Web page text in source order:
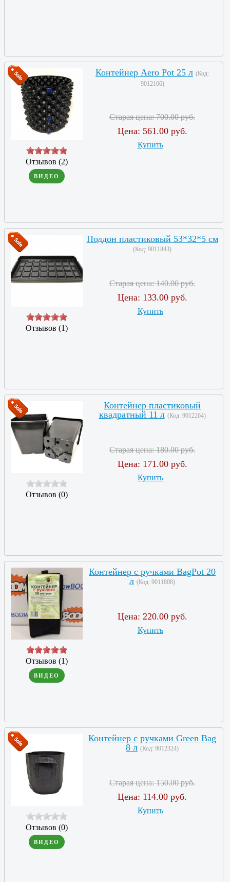
Отзывов (2)
ВИДЕО
Контейнер Aero Pot 25 л (Код:
9012106)
Старая цена:700.00 руб.
Цена: 561.00 руб.
Купить
Отзывов (1)
Поддон пластиковый 53*32*5 см
(Код: 9011843)
Старая цена:140.00 руб.
Цена: 133.00 руб.
Купить
Отзывов (0)
Контейнер пластиковый
квадратный 11 л (Код: 9012264)
Старая цена:180.00 руб.
Цена: 171.00 руб.
Купить
Отзывов (1)
ВИДЕО
Контейнер с ручками BagPot 20
л (Код: 9011808)
Цена: 220.00 руб.
Купить
Отзывов (0)
ВИДЕО
Контейнер с ручками Green Bag
8 л (Код: 9012324)
Старая цена:150.00 руб.
Цена: 114.00 руб.
Купить